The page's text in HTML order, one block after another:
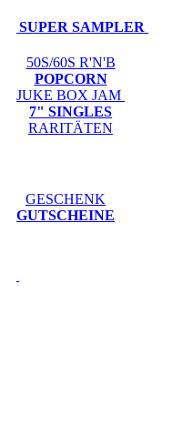
SUPER SAMPLER
50S/60S R'N'B
POPCORN
JUKE BOX JAM
7" SINGLES
RARITÄTEN
GESCHENK
GUTSCHEINE